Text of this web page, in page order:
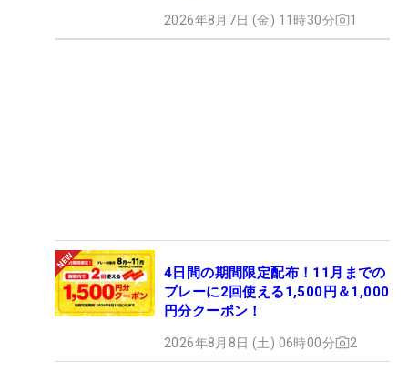
2026年8月7日 (金) 11時30分 1
4日間の期間限定配布！11月までの
プレーに2回使える1,500円＆1,000
円分クーポン！
2026年8月8日 (土) 06時00分 2